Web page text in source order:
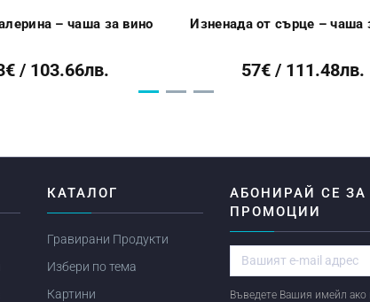
– чаша за вино
/ 103.66лв.
Изненада от сърце – чаша
57€ / 111.48лв.
КАТАЛОГ
Гравирани Продукти
Избери по тема
Картини
АБОНИРАЙ СЕ ЗА
ПРОМОЦИИ
Въведете Вашия имейл ако